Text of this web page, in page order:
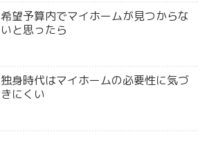
希望予算内でマイホームが見つからな
いと思ったら
独身時代はマイホームの必要性に気づ
きにくい